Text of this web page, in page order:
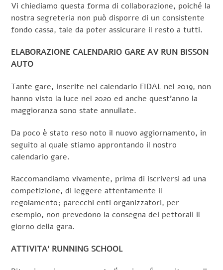
Vi chiediamo questa forma di collaborazione, poiché la
nostra segreteria non può disporre di un consistente
fondo cassa, tale da poter assicurare il resto a tutti.
ELABORAZIONE CALENDARIO GARE AV RUN BISSON
AUTO
Tante gare, inserite nel calendario FIDAL nel 2019, non
hanno visto la luce nel 2020 ed anche quest’anno la
maggioranza sono state annullate.
Da poco è stato reso noto il nuovo aggiornamento, in
seguito al quale stiamo approntando il nostro
calendario gare.
Raccomandiamo vivamente, prima di iscriversi ad una
competizione, di leggere attentamente il
regolamento; parecchi enti organizzatori, per
esempio, non prevedono la consegna dei pettorali il
giorno della gara.
ATTIVITA’ RUNNING SCHOOL